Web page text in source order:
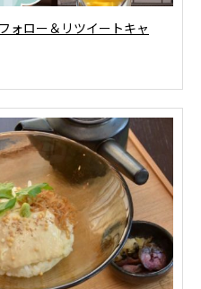
ォロー＆リツイートキャ